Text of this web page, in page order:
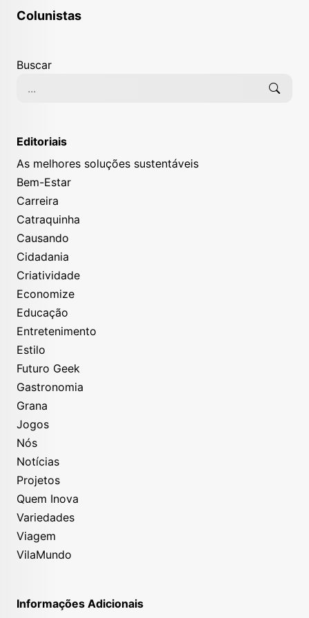
Colunistas
Buscar
Editoriais
As melhores soluções sustentáveis
Bem-Estar
Carreira
Catraquinha
Causando
Cidadania
Criatividade
Economize
Educação
Entretenimento
Estilo
Futuro Geek
Gastronomia
Grana
Jogos
Nós
Notícias
Projetos
Quem Inova
Variedades
Viagem
VilaMundo
Informações Adicionais